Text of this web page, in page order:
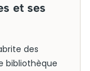
et ses
des
bibliothèque